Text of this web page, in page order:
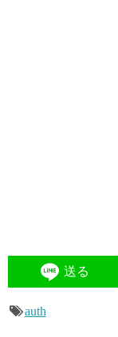
送る
auth